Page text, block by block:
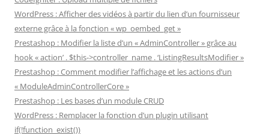
WordPress : Afficher des vidéos à partir du lien d’un fournisseur
externe grâce à la fonction « wp_oembed_get »
Prestashop : Modifier la liste d’un « AdminController » grâce au
hook « action’ . $this->controller_name . ‘ListingResultsModifier »
Prestashop : Comment modifier l’affichage et les actions d’un
« ModuleAdminControllerCore »
Prestashop : Les bases d’un module CRUD
WordPress : Remplacer la fonction d’un plugin utilisant
if(!function_exist())